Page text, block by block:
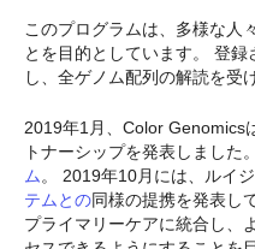
このプログラムは、多様な人
とを目的としています。 登
し、全ゲノム配列の解読を受
2019年1月、Color Genomics
トナーシップを発表しました。
ム 。 2019年10月には、ルイ
テムとの同様の提携を発表し
プライマリーケアに統合し、